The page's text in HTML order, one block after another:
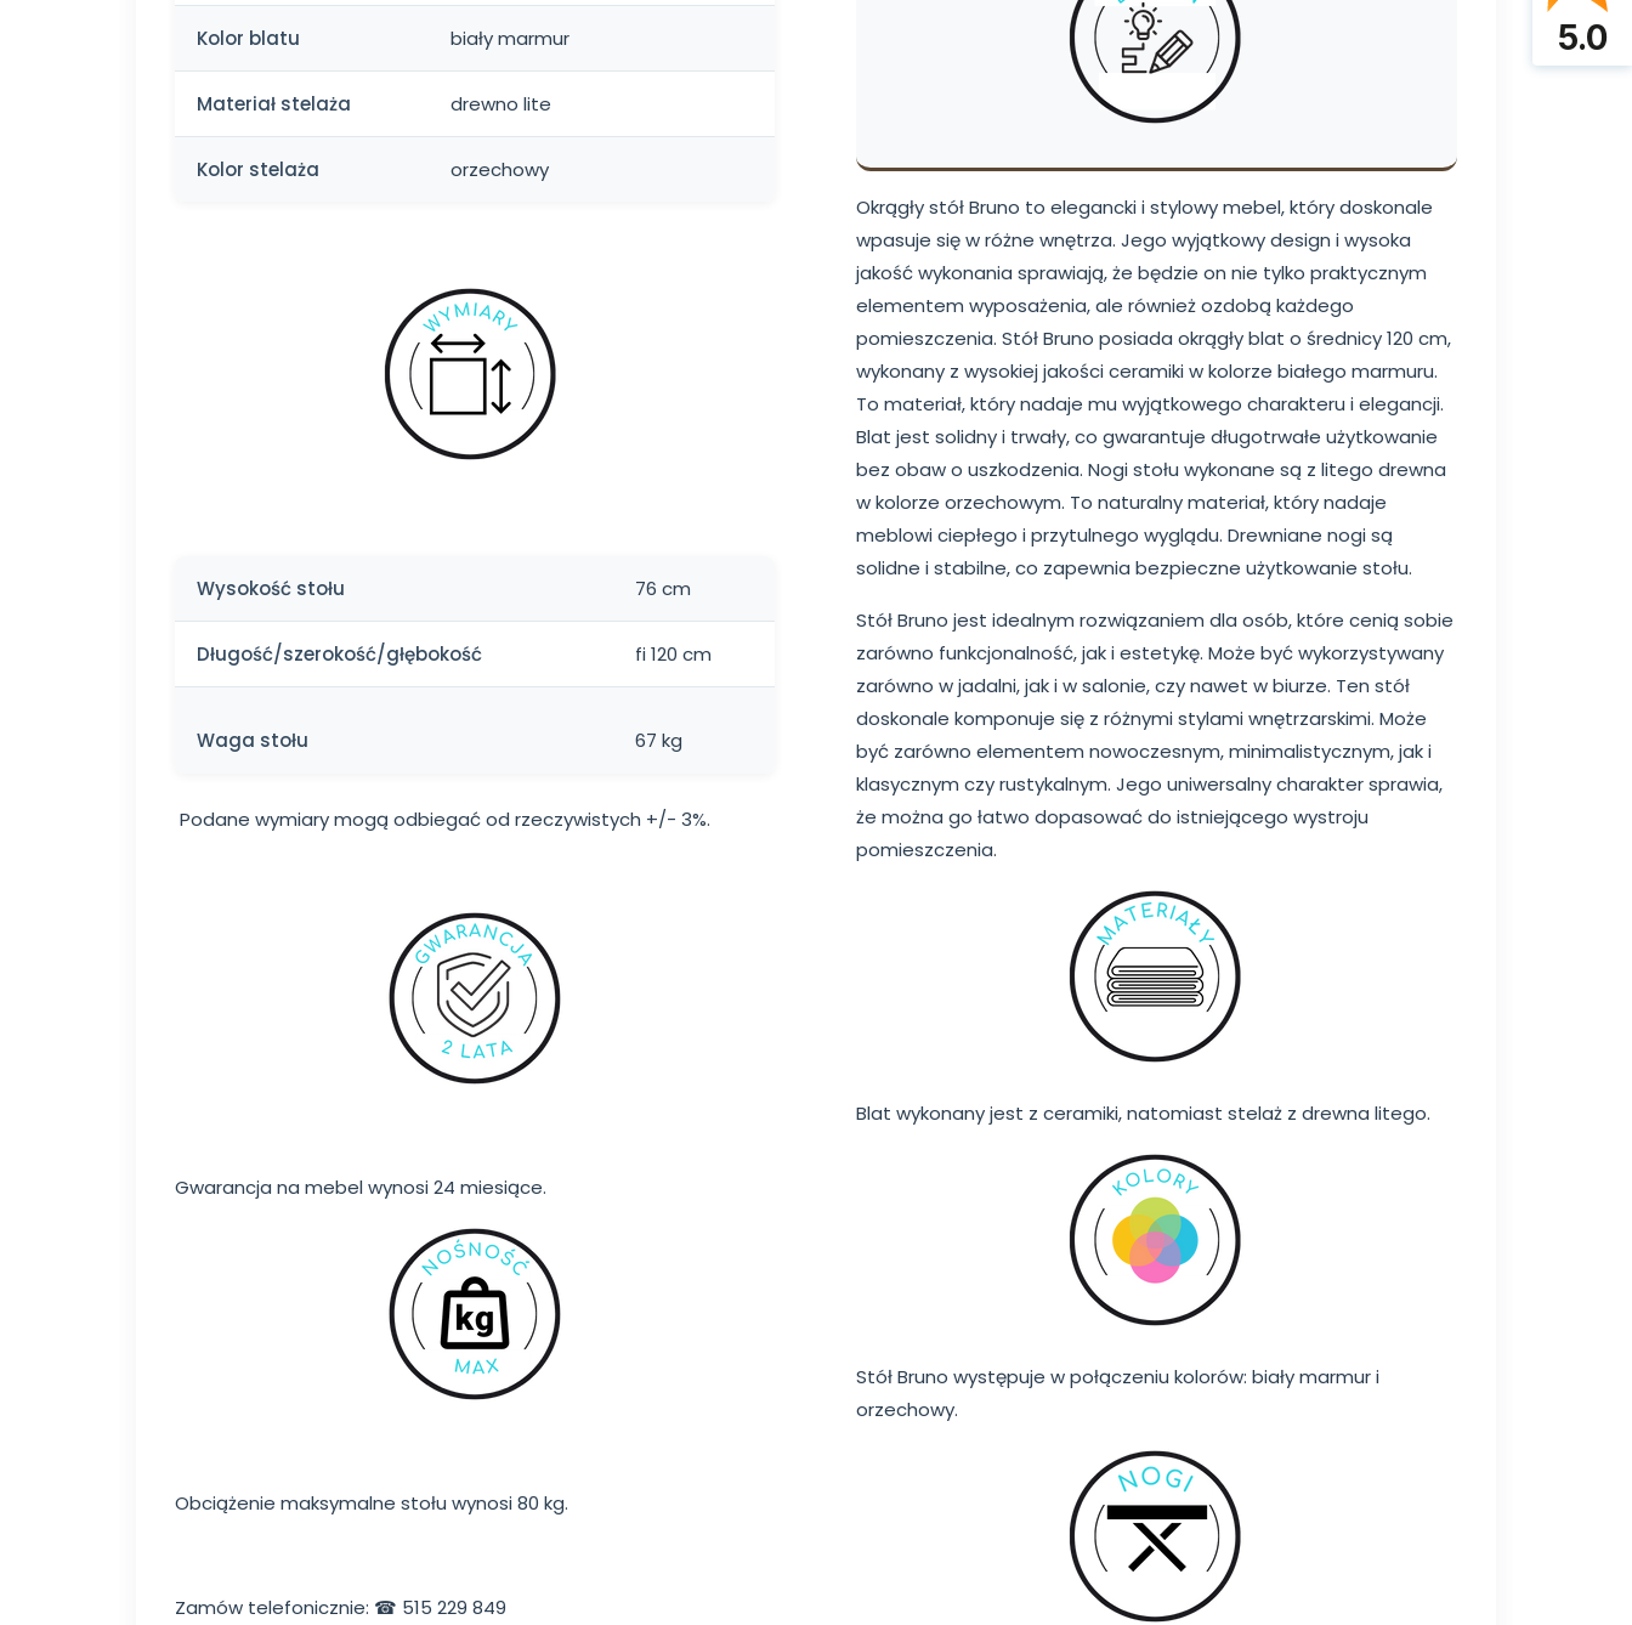
Kolor blatu biały marmur
Materiał stelaża drewno lite
Kolor stelaża orzechowy
Wysokość stołu 76 cm
Długość/szerokość/głębokość fi 120 cm
Waga stołu 67 kg
Podane wymiary mogą odbiegać od rzeczywistych +/- 3%.
Gwarancja na mebel wynosi 24 miesiące.
Obciążenie maksymalne stołu wynosi 80 kg.
Zamów telefonicznie: ☎ 515 229 849
Okrągły stół Bruno to elegancki i stylowy mebel, który doskonale
wpasuje się w różne wnętrza. Jego wyjątkowy design i wysoka
jakość wykonania sprawiają, że będzie on nie tylko praktycznym
elementem wyposażenia, ale również ozdobą każdego
pomieszczenia. Stół Bruno posiada okrągły blat o średnicy 120 cm,
wykonany z wysokiej jakości ceramiki w kolorze białego marmuru.
To materiał, który nadaje mu wyjątkowego charakteru i elegancji.
Blat jest solidny i trwały, co gwarantuje długotrwałe użytkowanie
bez obaw o uszkodzenia. Nogi stołu wykonane są z litego drewna
w kolorze orzechowym. To naturalny materiał, który nadaje
meblowi ciepłego i przytulnego wyglądu. Drewniane nogi są
solidne i stabilne, co zapewnia bezpieczne użytkowanie stołu.
Stół Bruno jest idealnym rozwiązaniem dla osób, które cenią sobie
zarówno funkcjonalność, jak i estetykę. Może być wykorzystywany
zarówno w jadalni, jak i w salonie, czy nawet w biurze. Ten stół
doskonale komponuje się z różnymi stylami wnętrzarskimi. Może
być zarówno elementem nowoczesnym, minimalistycznym, jak i
klasycznym czy rustykalnym. Jego uniwersalny charakter sprawia,
że można go łatwo dopasować do istniejącego wystroju
pomieszczenia.
Blat wykonany jest z ceramiki, natomiast stelaż z drewna litego.
Stół Bruno występuje w połączeniu kolorów: biały marmur i
orzechowy.
5.0